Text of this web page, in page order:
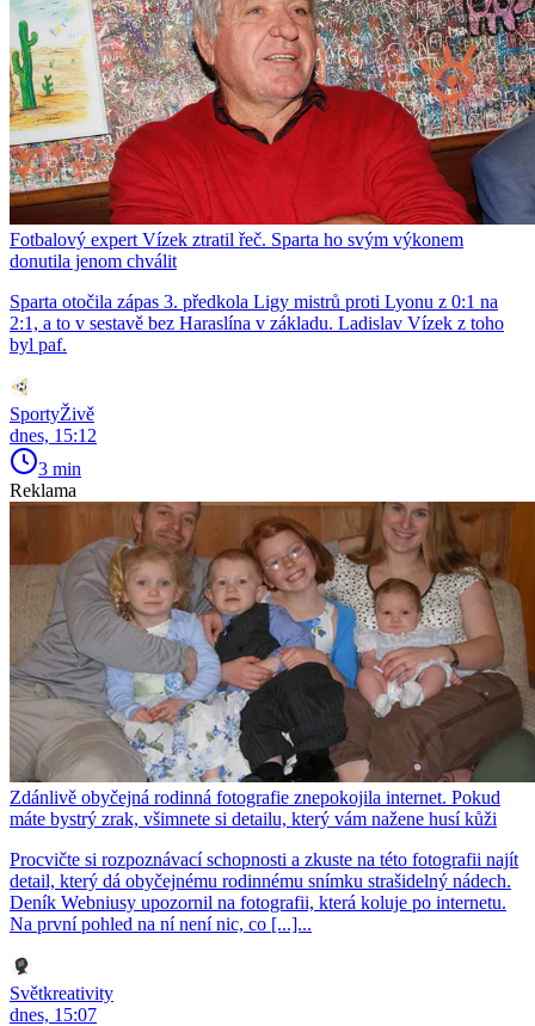
Fotbalový expert Vízek ztratil řeč. Sparta ho svým výkonem
donutila jenom chválit
Sparta otočila zápas 3. předkola Ligy mistrů proti Lyonu z 0:1 na
2:1, a to v sestavě bez Haraslína v základu. Ladislav Vízek z toho
byl paf.
SportyŽivě
dnes, 15:12
3 min
Reklama
Zdánlivě obyčejná rodinná fotografie znepokojila internet. Pokud
máte bystrý zrak, všimnete si detailu, který vám nažene husí kůži
Procvičte si rozpoznávací schopnosti a zkuste na této fotografii najít
detail, který dá obyčejnému rodinnému snímku strašidelný nádech.
Deník Webniusy upozornil na fotografii, která koluje po internetu.
Na první pohled na ní není nic, co [...]...
Světkreativity
dnes, 15:07